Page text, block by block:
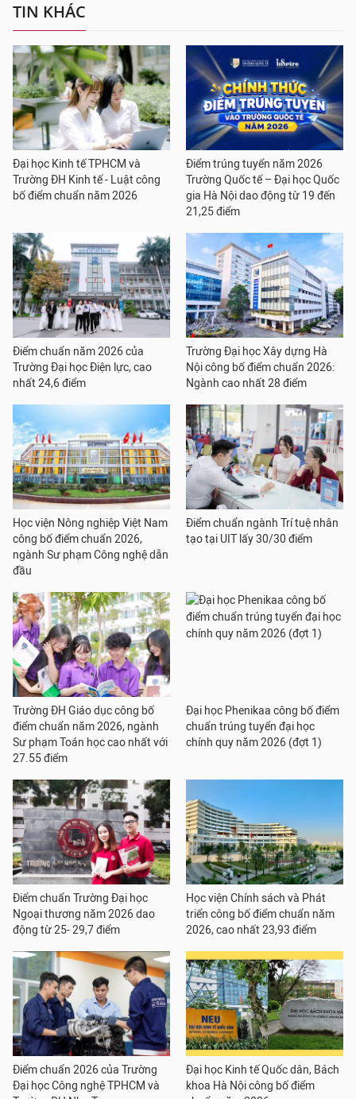
TIN KHÁC
Đại học Kinh tế TPHCM và
Trường ĐH Kinh tế - Luật công
bố điểm chuẩn năm 2026
Điểm trúng tuyển năm 2026
Trường Quốc tế – Đại học Quốc
gia Hà Nội dao động từ 19 đến
21,25 điểm
Điểm chuẩn năm 2026 của
Trường Đại học Điện lực, cao
nhất 24,6 điểm
Trường Đại học Xây dựng Hà
Nội công bố điểm chuẩn 2026:
Ngành cao nhất 28 điểm
Học viện Nông nghiệp Việt Nam
công bố điểm chuẩn 2026,
ngành Sư phạm Công nghệ dẫn
đầu
Điểm chuẩn ngành Trí tuệ nhân
tạo tại UIT lấy 30/30 điểm
Trường ĐH Giáo dục công bố
điểm chuẩn năm 2026, ngành
Sư phạm Toán học cao nhất với
27.55 điểm
Đại học Phenikaa công bố điểm
chuẩn trúng tuyển đại học
chính quy năm 2026 (đợt 1)
Điểm chuẩn Trường Đại học
Ngoại thương năm 2026 dao
động từ 25- 29,7 điểm
Học viện Chính sách và Phát
triển công bố điểm chuẩn năm
2026, cao nhất 23,93 điểm
Điểm chuẩn 2026 của Trường
Đại học Công nghệ TPHCM và
Đại học Kinh tế Quốc dân, Bách
khoa Hà Nội công bố điểm